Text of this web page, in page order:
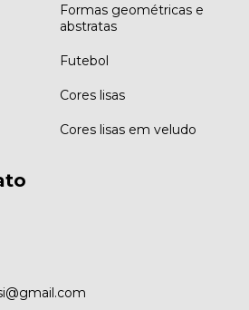
Formas geométricas e
abstratas
Futebol
Cores lisas
Cores lisas em veludo